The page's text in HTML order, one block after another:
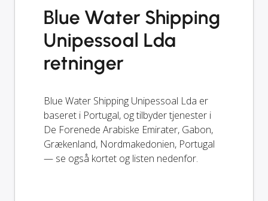
Blue Water Shipping
Unipessoal Lda
retninger
Blue Water Shipping Unipessoal Lda er
baseret i Portugal, og tilbyder tjenester i
De Forenede Arabiske Emirater, Gabon,
Grækenland, Nordmakedonien, Portugal
— se også kortet og listen nedenfor.